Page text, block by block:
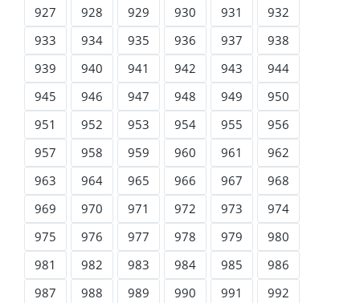
927
928 929 930 931
932
933
934 935 936 937
938
939
940 941 942 943
944
945
946 947 948 949
950
951
952 953 954 955
956
957
958 959 960 961
962
963
964 965 966 967
968
969
970 971 972 973
974
975
976 977 978 979
980
981
982 983 984 985
986
987
988 989 990 991
992